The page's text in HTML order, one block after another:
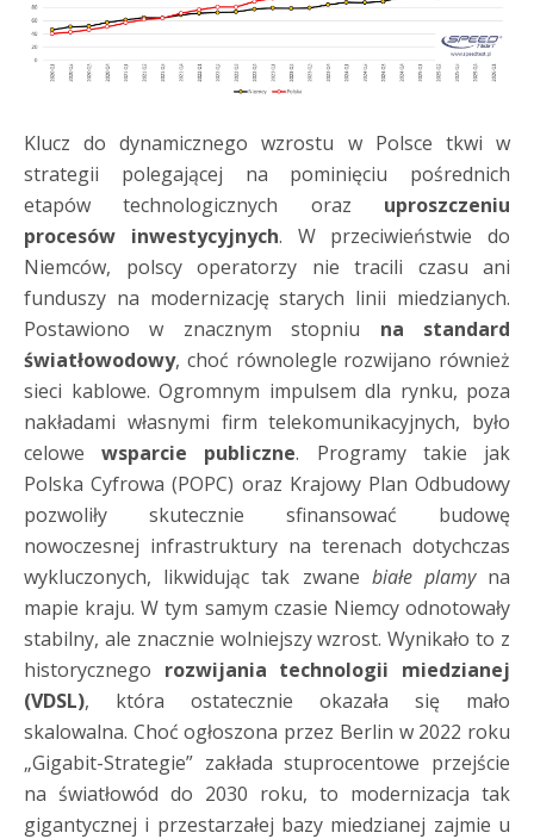
Klucz do dynamicznego wzrostu w Polsce tkwi w
strategii polegającej na pominięciu pośrednich
etapów technologicznych oraz uproszczeniu
procesów inwestycyjnych. W przeciwieństwie do
Niemców, polscy operatorzy nie tracili czasu ani
funduszy na modernizację starych linii miedzianych.
Postawiono w znacznym stopniu na standard
światłowodowy, choć równolegle rozwijano również
sieci kablowe. Ogromnym impulsem dla rynku, poza
nakładami własnymi firm telekomunikacyjnych, było
celowewsparcie publiczne. Programy takie jak
Polska Cyfrowa (POPC) oraz Krajowy Plan Odbudowy
pozwoliły skutecznie sfinansować budowę
nowoczesnej infrastruktury na terenach dotychczas
wykluczonych, likwidując tak zwane białe plamyna
mapie kraju. W tym samym czasie Niemcy odnotowały
stabilny, ale znacznie wolniejszy wzrost. Wynikało to z
historycznego rozwijania technologii miedzianej
(VDSL), która ostatecznie okazała się mało
skalowalna. Choć ogłoszona przez Berlin w 2022 roku
„Gigabit-Strategie” zakłada stuprocentowe przejście
na światłowód do 2030 roku, to modernizacja tak
gigantycznej i przestarzałej bazy miedzianej zajmie u